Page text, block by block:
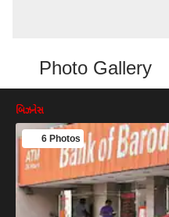
Photo Gallery
બિઝનેસ
6 Photos